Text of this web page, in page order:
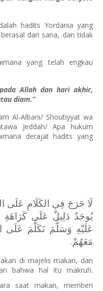
hadits Yordania yang
dari sana, dan tidak
yang telah engkau
Allah dan hari akhir,
diam.”
Al-Albani/ Shoutiyyat wa
Jeddah/ Apa hukum
derajat hadits yang
لَا حَرَجَ فِي الكَلَامِ عَلَى
يُوجَدُ دَلِيلٌ عَلَى
عَلَيْهِ وَسَلَّمَ تَكَلَّمَ عَلَى
مَعَهُمْ.
di majelis makan, dan
bahwa hal itu makruh.
saat makan, memberi